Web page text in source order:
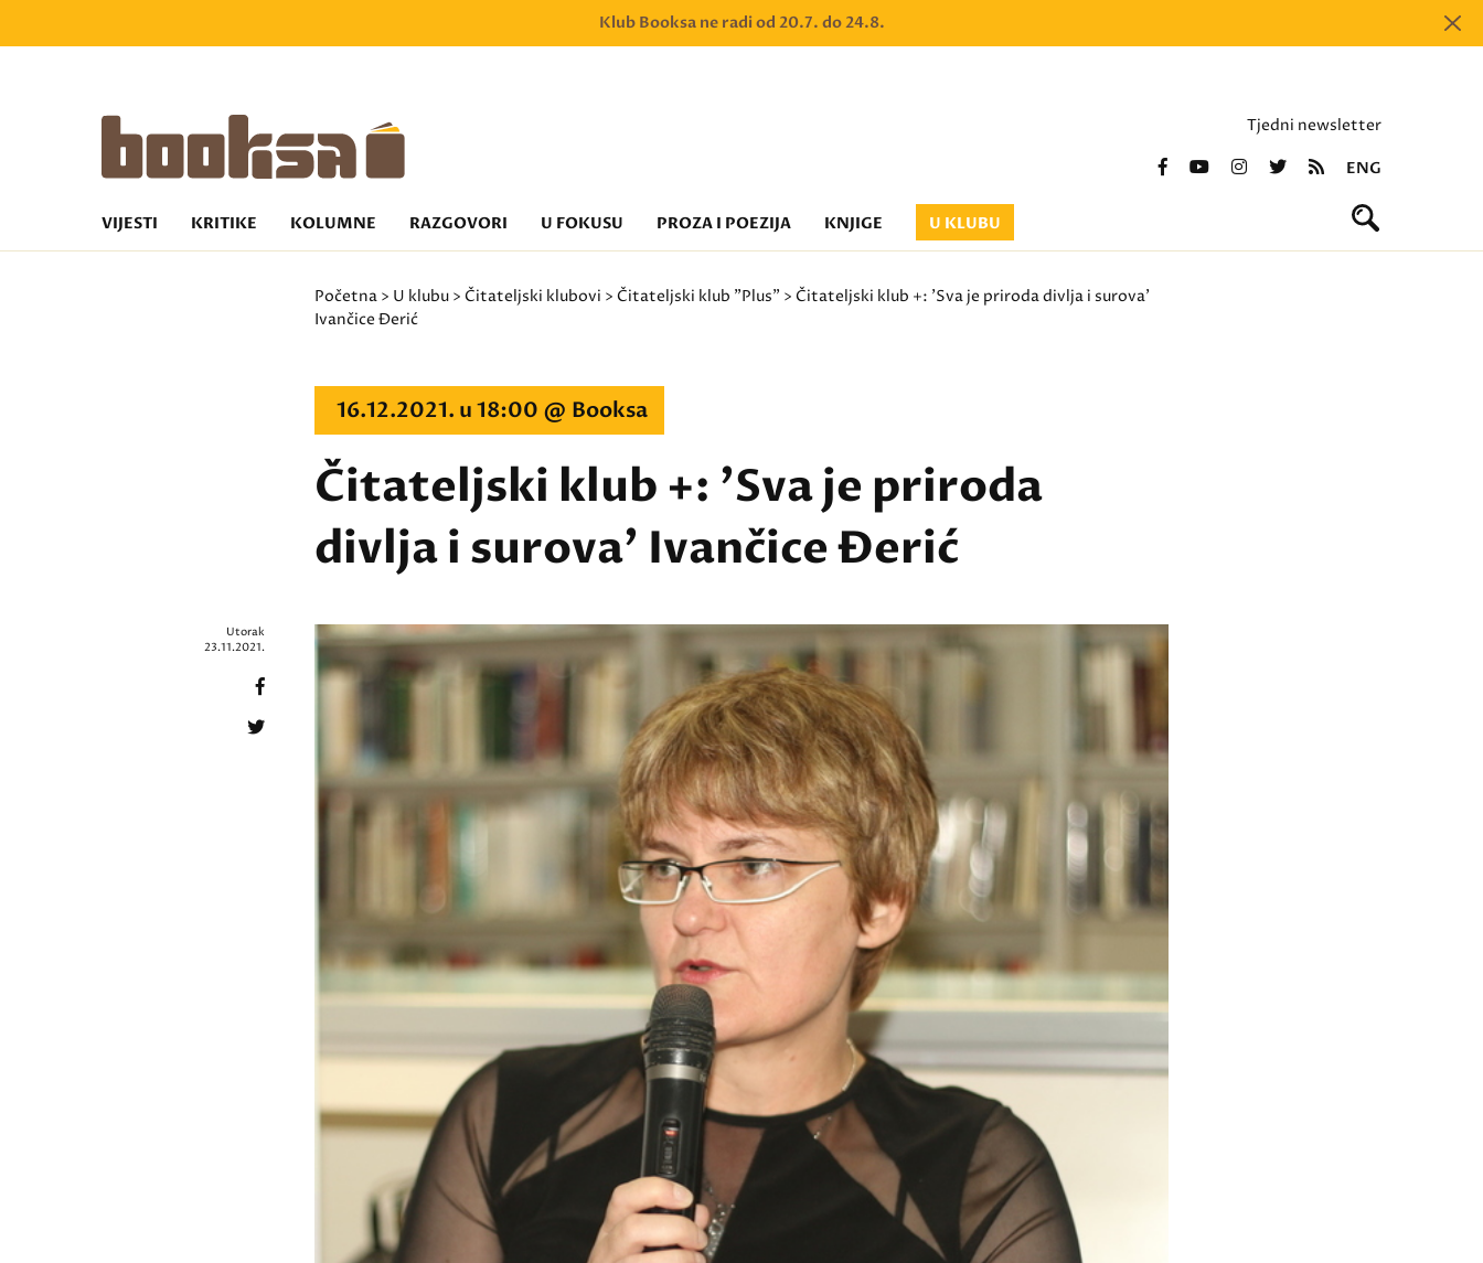
Klub Booksa ne radi od 20.7. do 24.8.
Tjedni newsletter
ENG
VIJESTI KRITIKE KOLUMNE RAZGOVORI U FOKUSU PROZA I POEZIJA KNJIGE U KLUBU
Početna > U klubu >Čitateljski klubovi >Čitateljski klub "Plus" > Čitateljski klub +: 'Sva je priroda divlja i surova'
Ivančice Đerić
16.12.2021. u 18:00 @ Booksa
Čitateljski klub +: 'Sva je priroda
divlja i surova' Ivančice Đerić
Utorak
23.11.2021.